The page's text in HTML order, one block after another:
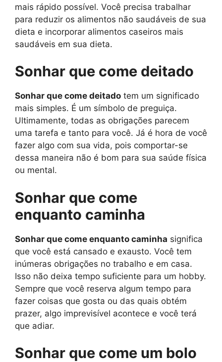
mais rápido possível. Você precisa trabalhar
para reduzir os alimentos não saudáveis ​​​​de sua
dieta e incorporar alimentos caseiros mais
saudáveis ​​​​em sua dieta.
Sonhar que come deitado
Sonhar que come deitado tem um significado
mais simples. É um símbolo de preguiça.
Ultimamente, todas as obrigações parecem
uma tarefa e tanto para você. Já é hora de você
fazer algo com sua vida, pois comportar-se
dessa maneira não é bom para sua saúde física
ou mental.
Sonhar que come
enquanto caminha
Sonhar que come enquanto caminha significa
que você está cansado e exausto. Você tem
inúmeras obrigações no trabalho e em casa.
Isso não deixa tempo suficiente para um hobby.
Sempre que você reserva algum tempo para
fazer coisas que gosta ou das quais obtém
prazer, algo imprevisível acontece e você terá
que adiar.
Sonhar que come um bolo